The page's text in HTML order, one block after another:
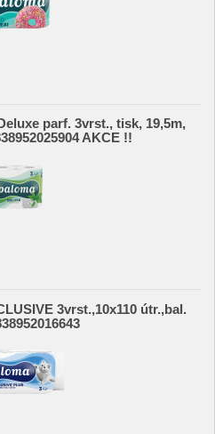
parf. 3vrst., tisk, 19,5m,
AKCE !!
3vrst.,10x110 útr.,bal.